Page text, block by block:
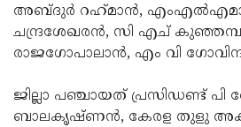
അബ്ദുർ റഹ്‌മാന്‍,
ചന്ദ്രശേഖരന്‍, സി എച്
രാജഗോപാലാന്‍, എം വി
ജില്ലാ പഞ്ചായത് പ്രസിഡണ്ട് പി
ബാലകൃഷ്ണന്‍, കേരള തുളു